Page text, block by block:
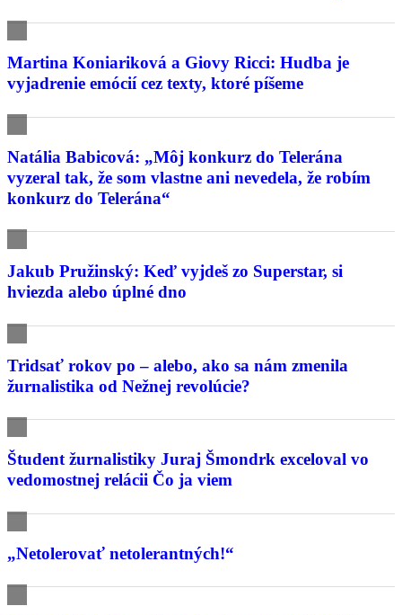
Martina Koniariková a Giovy Ricci: Hudba je
vyjadrenie emócií cez texty, ktoré píšeme
Natália Babicová: „Môj konkurz do Telerána
vyzeral tak, že som vlastne ani nevedela, že robím
konkurz do Telerána“
Jakub Pružinský: Keď vyjdeš zo Superstar, si
hviezda alebo úplné dno
Tridsať rokov po – alebo, ako sa nám zmenila
žurnalistika od Nežnej revolúcie?
Študent žurnalistiky Juraj Šmondrk exceloval vo
vedomostnej relácii Čo ja viem
„Netolerovať netolerantných!“